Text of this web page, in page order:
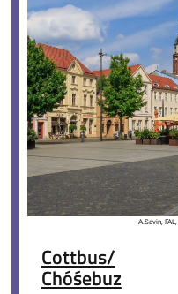
A.Savin,
Cottbus/
Chóśebuz